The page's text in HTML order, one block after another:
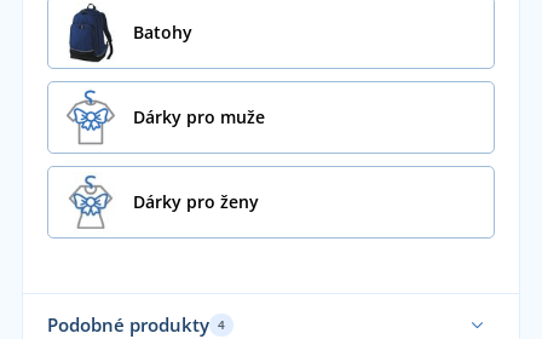
Batohy
Dárky pro muže
Dárky pro ženy
Podobné produkty 4